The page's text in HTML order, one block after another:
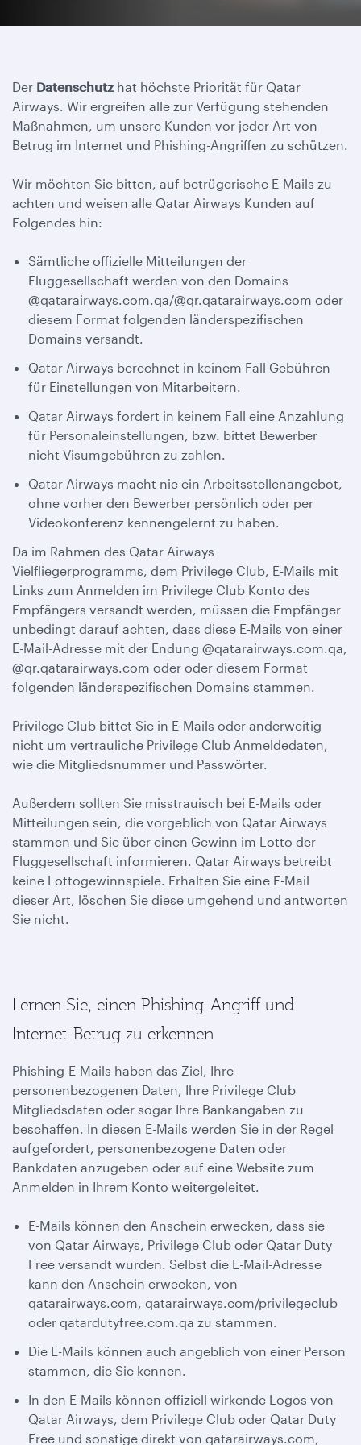
Der Datenschutzhat höchste Priorität für Qatar
Airways. Wir ergreifen alle zur Verfügung stehenden
Maßnahmen, um unsere Kunden vor jeder Art von
Betrug im Internet und Phishing-Angriffen zu schützen.
Wir möchten Sie bitten, auf betrügerische E-Mails zu
achten und weisen alle Qatar Airways Kunden auf
Folgendes hin:
Sämtliche offizielle Mitteilungen der
Fluggesellschaft werden von den Domains
@qatarairways.com.qa/@qr.qatarairways.com oder
diesem Format folgenden länderspezifischen
Domains versandt.
Qatar Airways berechnet in keinem Fall Gebühren
für Einstellungen von Mitarbeitern.
Qatar Airways fordert in keinem Fall eine Anzahlung
für Personaleinstellungen, bzw. bittet Bewerber
nicht Visumgebühren zu zahlen.
Qatar Airways macht nie ein Arbeitsstellenangebot,
ohne vorher den Bewerber persönlich oder per
Videokonferenz kennengelernt zu haben.
Da im Rahmen des Qatar Airways
Vielfliegerprogramms, dem Privilege Club, E-Mails mit
Links zum Anmelden im Privilege Club Konto des
Empfängers versandt werden, müssen die Empfänger
unbedingt darauf achten, dass diese E-Mails von einer
E-Mail-Adresse mit der Endung @qatarairways.com.qa,
@qr.qatarairways.com oder oder diesem Format
folgenden länderspezifischen Domains stammen.
Privilege Club bittet Sie in E-Mails oder anderweitig
nicht um vertrauliche Privilege Club Anmeldedaten,
wie die Mitgliedsnummer und Passwörter.
Außerdem sollten Sie misstrauisch bei E-Mails oder
Mitteilungen sein, die vorgeblich von Qatar Airways
stammen und Sie über einen Gewinn im Lotto der
Fluggesellschaft informieren. Qatar Airways betreibt
keine Lottogewinnspiele. Erhalten Sie eine E-Mail
dieser Art, löschen Sie diese umgehend und antworten
Sie nicht.
Lernen Sie, einen Phishing-Angriff und
Internet-Betrug zu erkennen
Phishing-E-Mails haben das Ziel, Ihre
personenbezogenen Daten, Ihre Privilege Club
Mitgliedsdaten oder sogar Ihre Bankangaben zu
beschaffen. In diesen E-Mails werden Sie in der Regel
aufgefordert, personenbezogene Daten oder
Bankdaten anzugeben oder auf eine Website zum
Anmelden in Ihrem Konto weitergeleitet.
E-Mails können den Anschein erwecken, dass sie
von Qatar Airways, Privilege Club oder Qatar Duty
Free versandt wurden. Selbst die E-Mail-Adresse
kann den Anschein erwecken, von
qatarairways.com, qatarairways.com/privilegeclub
oder qatardutyfree.com.qa zu stammen.
Die E-Mails können auch angeblich von einer Person
stammen, die Sie kennen.
In den E-Mails können offiziell wirkende Logos von
Qatar Airways, dem Privilege Club oder Qatar Duty
Free und sonstige direkt von qatarairways.com,